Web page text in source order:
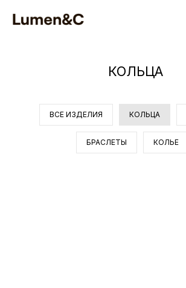
КОЛЬЦА
ВСЕ ИЗДЕЛИЯ КОЛЬЦА
БРАСЛЕТЫ КОЛЬЕ